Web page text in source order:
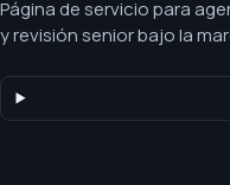
Página de servicio para
y revisión senior bajo la
entrega que pueda